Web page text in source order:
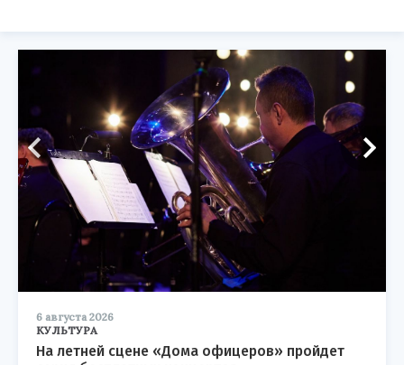
6 августа 2026
КУЛЬТУРА
На летней сцене «Дома офицеров» пройдет